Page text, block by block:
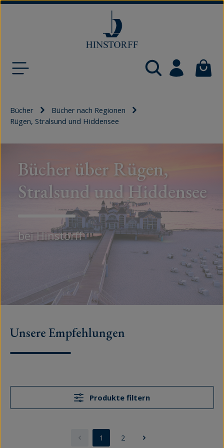
Bücher
Bücher nach Regionen
Rügen, Stralsund und Hiddensee
Bücher über Rügen,
Stralsund und Hiddensee
bei Hinstorff
Unsere Empfehlungen
Produkte filtern
Seite
1 Seite
2